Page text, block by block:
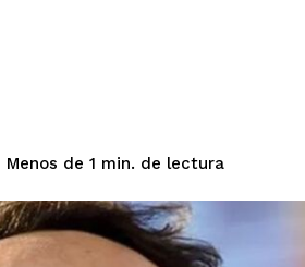
Menos de 1 min. de lectura